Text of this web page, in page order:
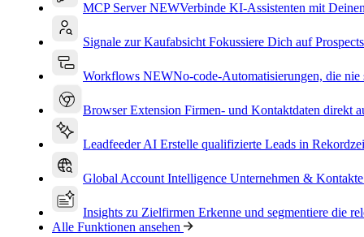
MCP ServerNEWVerbinde KI-Assistenten mit
Signale zur Kaufabsicht Fokussiere Dich auf
Workflows NEWNo-code-Automatisierungen, die nie
Browser Extension Firmen- und Kontaktdaten direkt
Leadfeeder AI Erstelle qualifizierte Leads in
Global Account Intelligence Unternehmen &
Insights zu Zielfirmen Erkenne und segmentiere die
Alle Funktionen ansehen